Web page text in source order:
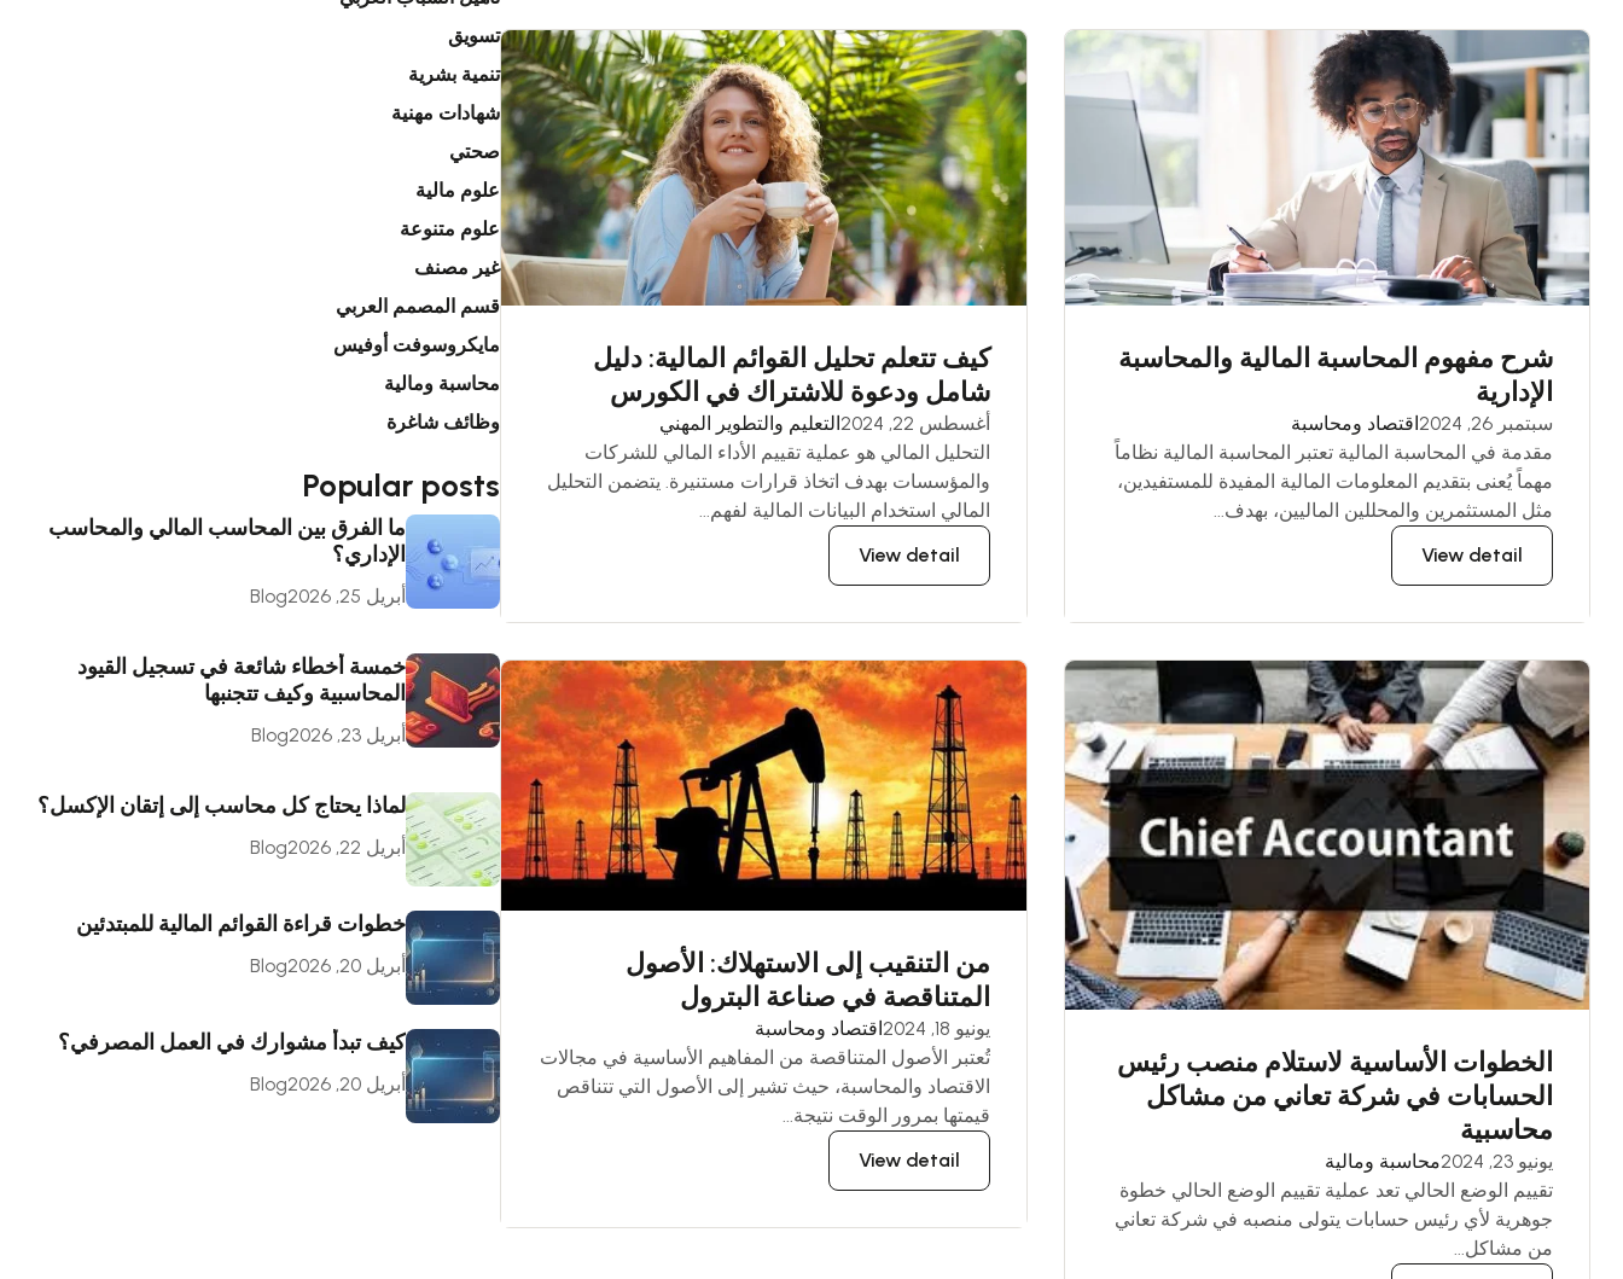
شرح مفهوم المحاسبة المالية والمحاسبة
الإدارية
سبتمبر 26, 2024
اقتصاد ومحاسبة
مقدمة في المحاسبة المالية تعتبر المحاسبة المالية نظاماً
مهماً يُعنى بتقديم المعلومات المالية المفيدة للمستفيدين،
مثل المستثمرين والمحللين الماليين، بهدف...
View detail
كيف تتعلم تحليل القوائم المالية: دليل
شامل ودعوة للاشتراك في الكورس
أغسطس 22, 2024
التعليم والتطوير المهني
التحليل المالي هو عملية تقييم الأداء المالي للشركات
والمؤسسات بهدف اتخاذ قرارات مستنيرة. يتضمن التحليل
المالي استخدام البيانات المالية لفهم...
View detail
الخطوات الأساسية لاستلام منصب رئيس
الحسابات في شركة تعاني من مشاكل
محاسبية
يونيو 23, 2024
محاسبة ومالية
تقييم الوضع الحالي تعد عملية تقييم الوضع الحالي خطوة
جوهرية لأي رئيس حسابات يتولى منصبه في شركة تعاني
من مشاكل...
من التنقيب إلى الاستهلاك: الأصول
المتناقصة في صناعة البترول
يونيو 18, 2024
اقتصاد ومحاسبة
تُعتبر الأصول المتناقصة من المفاهيم الأساسية في مجالات
الاقتصاد والمحاسبة، حيث تشير إلى الأصول التي تتناقص
قيمتها بمرور الوقت نتيجة...
View detail
تسويق
تنمية بشرية
شهادات مهنية
صحتي
علوم مالية
علوم متنوعة
غير مصنف
قسم المصمم العربي
مايكروسوفت أوفيس
محاسبة ومالية
وظائف شاغرة
Popular posts
ما الفرق بين المحاسب المالي والمحاسب
الإداري؟
أبريل 25, 2026 Blog
خمسة أخطاء شائعة في تسجيل القيود
المحاسبية وكيف تتجنبها
أبريل 23, 2026 Blog
لماذا يحتاج كل محاسب إلى إتقان الإكسل؟
أبريل 22, 2026 Blog
خطوات قراءة القوائم المالية للمبتدئين
أبريل 20, 2026 Blog
كيف تبدأ مشوارك في العمل المصرفي؟
أبريل 20, 2026 Blog